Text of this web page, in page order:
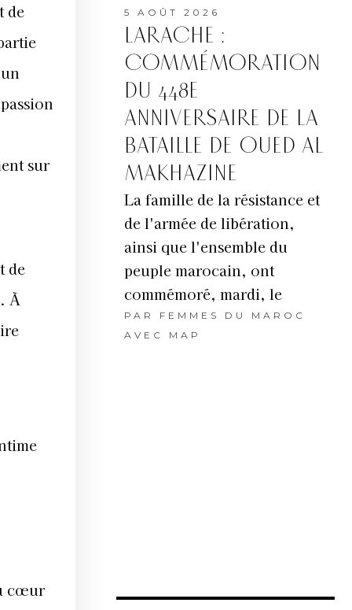
de
sur
de
À
cœur
5 AOÛT 2026
LARACHE :
COMMÉMORATION
DU 448E
ANNIVERSAIRE DE LA
BATAILLE DE OUED AL
MAKHAZINE
La famille de la résistance et
de l'armée de libération,
ainsi que l'ensemble du
peuple marocain, ont
commémoré, mardi, le
PAR FEMMES DU MAROC
AVEC MAP